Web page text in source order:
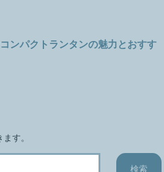
ンパクトランタンの魅力とおすす
す。